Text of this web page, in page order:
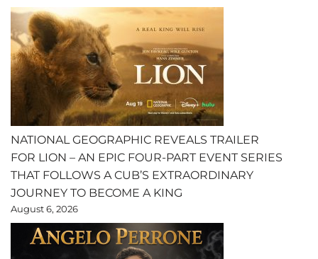
NATIONAL GEOGRAPHIC REVEALS TRAILER
FOR LION – AN EPIC FOUR-PART EVENT SERIES
THAT FOLLOWS A CUB’S EXTRAORDINARY
JOURNEY TO BECOME A KING
August 6, 2026